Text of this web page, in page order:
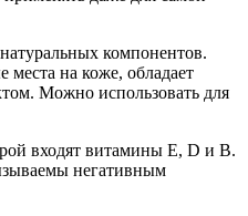
компонентов.
на коже, обладает
Можно использовать для
входят витамины E, D и B.
негативным